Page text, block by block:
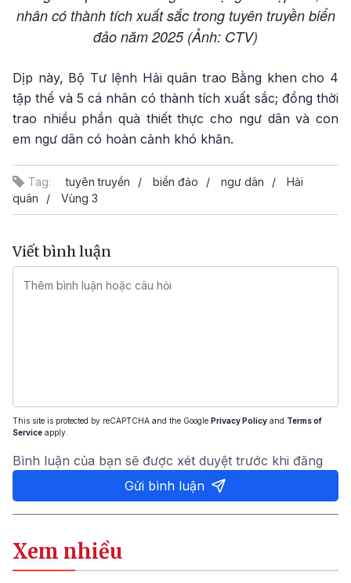
nhân có thành tích xuất sắc trong tuyên truyền biển
đảo năm 2025 (Ảnh: CTV)
Dịp này, Bộ Tư lệnh Hải quân trao Bằng khen cho 4
tập thể và 5 cá nhân có thành tích xuất sắc; đồng thời
trao nhiều phần quà thiết thực cho ngư dân và con
em ngư dân có hoàn cảnh khó khăn.
Tag: tuyên truyền biển đảo ngư dân
Hải
quân
Vùng 3
Viết bình luận
This site is protected by reCAPTCHA and the Google Privacy Policy and Terms of
Service apply.
Bình luận của bạn sẽ được xét duyệt trước khi đăng
Gửi bình luận
Xem nhiều